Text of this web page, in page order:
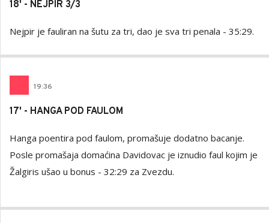
18' - NEJPIR 3/3
Nejpir je fauliran na šutu za tri, dao je sva tri penala - 35:29.
19:36
17' - HANGA POD FAULOM
Hanga poentira pod faulom, promašuje dodatno bacanje.
Posle promašaja domaćina Davidovac je iznudio faul kojim je
Žalgiris ušao u bonus - 32:29 za Zvezdu.